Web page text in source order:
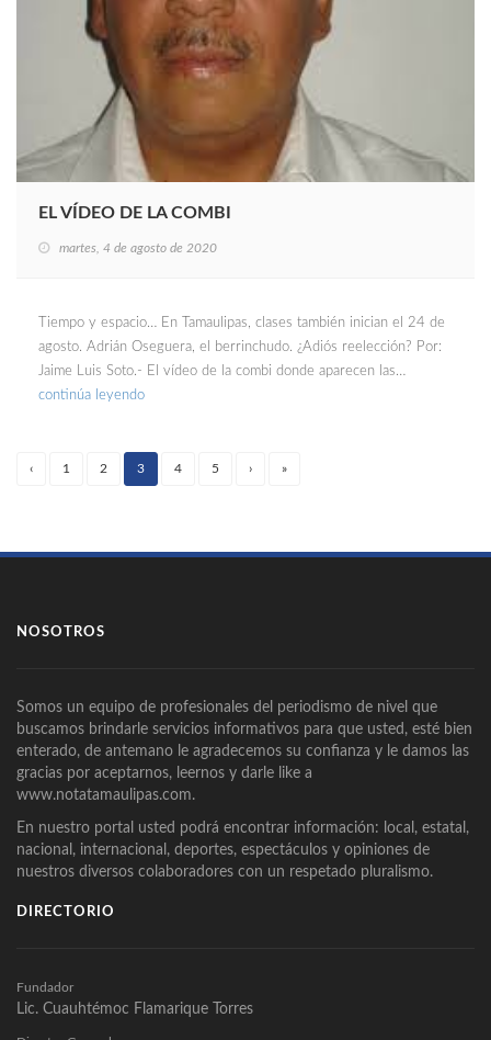
EL VÍDEO DE LA COMBI
martes, 4 de agosto de 2020
Tiempo y espacio… En Tamaulipas, clases también inician el 24 de
agosto. Adrián Oseguera, el berrinchudo. ¿Adiós reelección? Por:
Jaime Luis Soto.- El vídeo de la combi donde aparecen las…
continúa leyendo
‹ 1 2 3
(current)
4 5 › »
NOSOTROS
Somos un equipo de profesionales del periodismo de nivel que
buscamos brindarle servicios informativos para que usted, esté bien
enterado, de antemano le agradecemos su confianza y le damos las
gracias por aceptarnos, leernos y darle like a
www.notatamaulipas.com.
En nuestro portal usted podrá encontrar información: local, estatal,
nacional, internacional, deportes, espectáculos y opiniones de
nuestros diversos colaboradores con un respetado pluralismo.
DIRECTORIO
Fundador
Lic. Cuauhtémoc Flamarique Torres